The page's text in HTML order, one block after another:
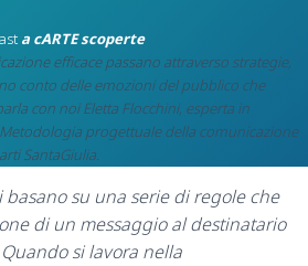
a cARTE scoperte
efficace passano attraverso strategie,
conto delle emozioni del pubblico che
con noi Eletta Flocchini, esperta in
progettuale della comunicazione
SantaGiulia.
basano su una serie di regole che
di un messaggio al destinatario
si lavora nella